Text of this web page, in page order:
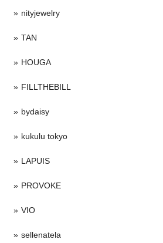
nityjewelry
TAN
HOUGA
FILLTHEBILL
bydaisy
kukulu tokyo
LAPUIS
PROVOKE
VIO
sellenatela